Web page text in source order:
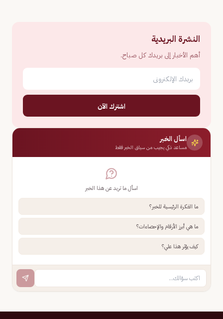
النشرة البريدية
أهم الأخبار إلى بريدك كل صباح.
اشترك الآن
اسأل الخبر
مساعد ذكي يجيب من سياق الخبر فقط
اسأل ما تريد عن هذا الخبر
ما الفكرة الرئيسية للخبر؟
ما هي أبرز الأرقام والإحصاءات؟
كيف يؤثر هذا علي؟